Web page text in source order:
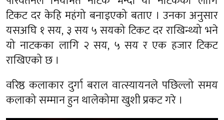
टिकट दर केहि महंगो बनाइएको बताए । उनका अनुसार
यसअघि १ सय, ३ सय ५ सयको टिकट दर राखिन्थ्यो भने
यो नाटकका लागि २ सय, ५ सय र एक हजार टिकट
राखिएको छ ।
वरिष्ठ कलाकार दुर्गा बराल वात्स्यायनले पछिल्लो समय
कलाको सम्मान हुन थालेकोमा खुशी प्रकट गरे ।